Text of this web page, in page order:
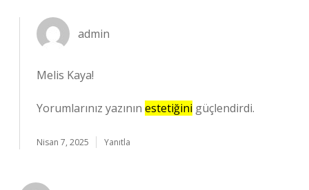
admin
Melis Kaya!
Yorumlarınız yazının estetiğini güçlendirdi.
Nisan 7, 2025 Yanıtla